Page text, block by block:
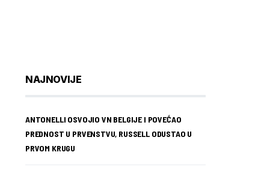
NAJNOVIJE
ANTONELLI OSVOJIO VN BELGIJE I POVEĆAO
PREDNOST U PRVENSTVU, RUSSELL ODUSTAO U
PRVOM KRUGU